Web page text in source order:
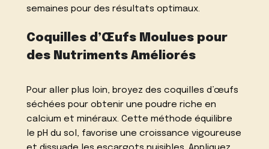
semaines pour des résultats optimaux.
Coquilles d’Œufs Moulues pour
des Nutriments Améliorés
Pour aller plus loin, broyez des coquilles d’œufs
séchées pour obtenir une poudre riche en
calcium et minéraux. Cette méthode équilibre
le pH du sol, favorise une croissance vigoureuse